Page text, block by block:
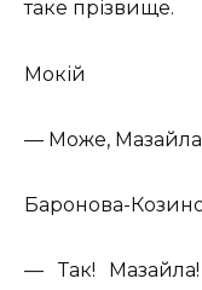
таке прізвище.
Мокій
— Може,
Баронова-
— Так!